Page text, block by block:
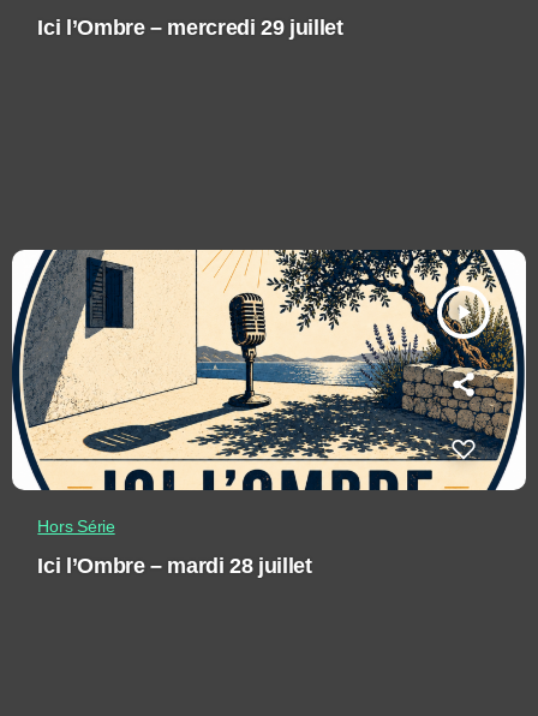
Ici l’Ombre – mercredi 29 juillet
play_arrow
Hors Série
Ici l’Ombre – mardi 28 juillet